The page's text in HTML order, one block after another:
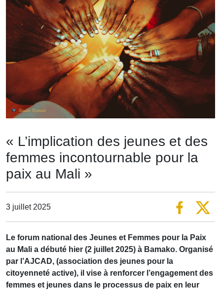
« L’implication des jeunes et des
femmes incontournable pour la
paix au Mali »
3 juillet 2025
Le forum national des Jeunes et Femmes pour la Paix
au Mali a débuté hier (2 juillet 2025) à Bamako. Organisé
par l’AJCAD, (association des jeunes pour la
citoyenneté active), il vise à renforcer l’engagement des
femmes et jeunes dans le processus de paix en leur